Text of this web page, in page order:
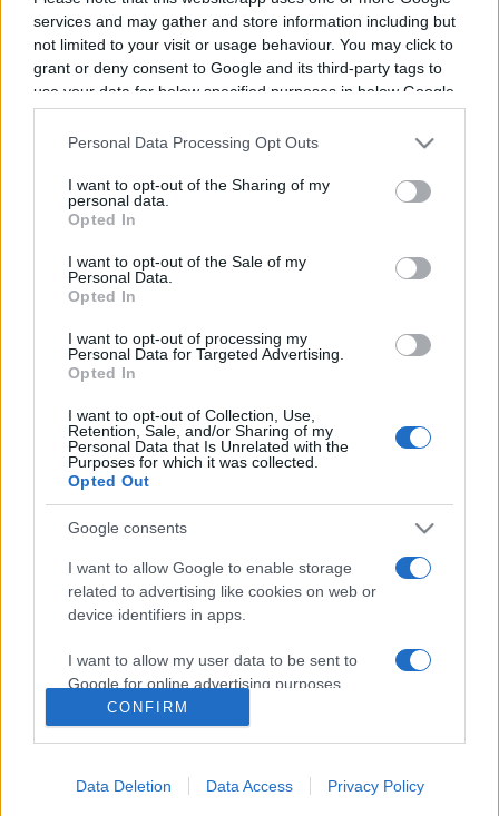
services and may gather and store information including but
not limited to your visit or usage behaviour. You may click to
grant or deny consent to Google and its third-party tags to
use your data for below specified purposes in below Google
consent section.
Personal Data Processing Opt Outs
I want to opt-out of the Sharing of my
personal data.
Opted In
I want to opt-out of the Sale of my
Personal Data.
Opted In
I want to opt-out of processing my
Personal Data for Targeted Advertising.
Opted In
I want to opt-out of Collection, Use,
Retention, Sale, and/or Sharing of my
Personal Data that Is Unrelated with the
Purposes for which it was collected.
Opted Out
Google consents
I want to allow Google to enable storage
related to advertising like cookies on web or
device identifiers in apps.
I want to allow my user data to be sent to
Google for online advertising purposes.
I want to allow Google to send me
I want to allow Google to enable storage
CONFIRM
Data Deletion Data Access Privacy Policy
HBC Nantes
Saint
Raphael
La diffusion du match de handball entre les
Saint Raphael(équipe fondée en 1963) aura lieu
dimanche 05 octobre 2025 à 17h00
rencontre deStarLiguesera diffusée à la
télévision en France sur la chaine
Vous trouverez ci-dessous la liste des prochains
matchs des deux équipes, qu'ils soient diffusés
ou non. Il suffit de cliquer sur l'un des matchs
pour connaitre toutes les informations.
Pour suivre l' actu StarLigue
, n'hésitez pas à
vous rendre chez notre partenaire
RezoSport.com qui sélectionne l'actu handball
issue des meilleurs médias, et propose
également les classements, calendriers et
résultats.